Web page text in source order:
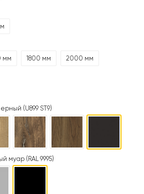
мм 1800 мм 2000 мм
(U899 ST9)
муар (RAL 9995)